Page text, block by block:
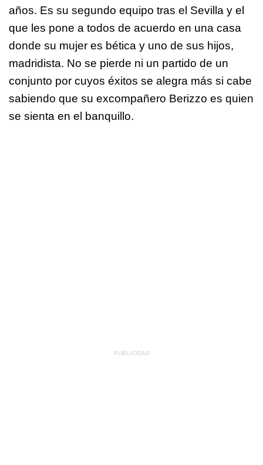
años. Es su segundo equipo tras el Sevilla y el
que les pone a todos de acuerdo en una casa
donde su mujer es bética y uno de sus hijos,
madridista. No se pierde ni un partido de un
conjunto por cuyos éxitos se alegra más si cabe
sabiendo que su excompañero Berizzo es quien
se sienta en el banquillo.